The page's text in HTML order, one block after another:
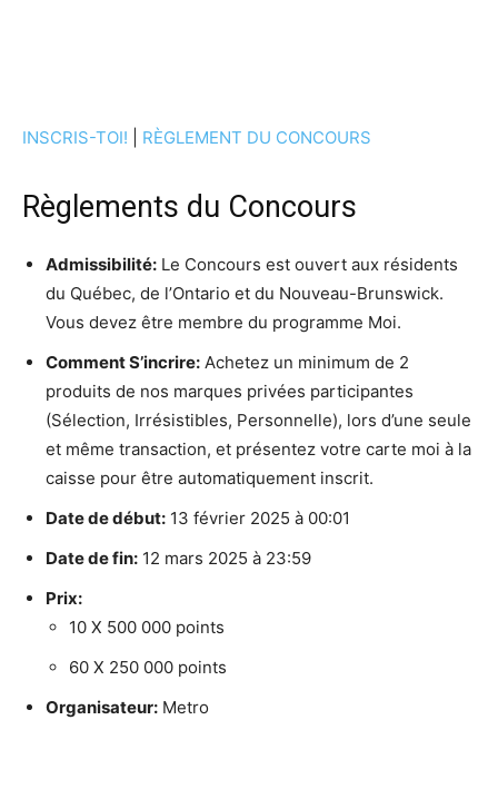
INSCRIS-TOI! RÈGLEMENT DU CONCOURS
Règlements du Concours
Admissibilité: Le Concours est ouvert aux résidents
du Québec, de l’Ontario et du Nouveau-Brunswick.
Vous devez être membre du programme Moi.
Comment S’incrire: Achetez un minimum de 2
produits de nos marques privées participantes
(Sélection, Irrésistibles, Personnelle), lors d’une seule
et même transaction, et présentez votre carte moi à la
caisse pour être automatiquement inscrit.
Date de début: 13 février 2025 à 00:01
Date de fin: 12 mars 2025 à 23:59
Prix:
10 X 500 000 points
60 X 250 000 points
Organisateur: Metro